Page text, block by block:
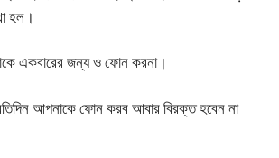
হল।
একবারের জন্য ও ফোন করনা।
আপনাকে ফোন করব আবার বিরক্ত হবেন না